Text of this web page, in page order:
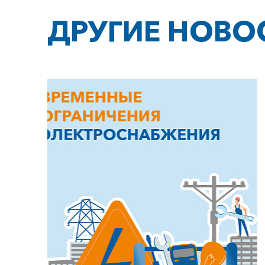
ДРУГИЕ